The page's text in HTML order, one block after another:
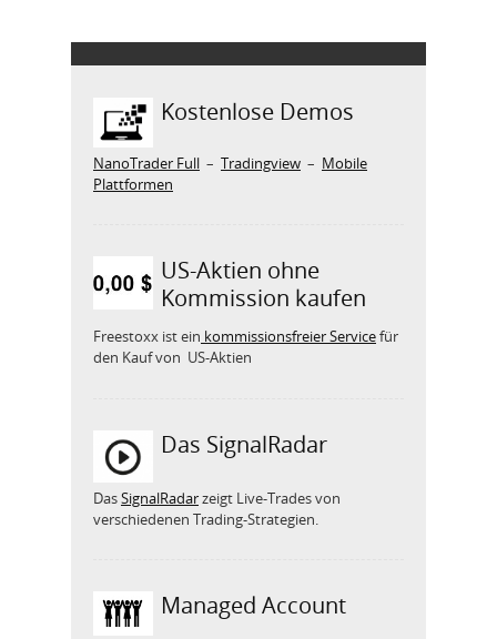
Kostenlose Demos
NanoTrader Full – Tradingview – Mobile
Plattformen
US-Aktien ohne
Kommission kaufen
Freestoxx ist ein kommissionsfreier Servicefür
den Kauf von US-Aktien
Das SignalRadar
DasSignalRadarzeigt Live-Trades von
verschiedenen Trading-Strategien.
Managed Account